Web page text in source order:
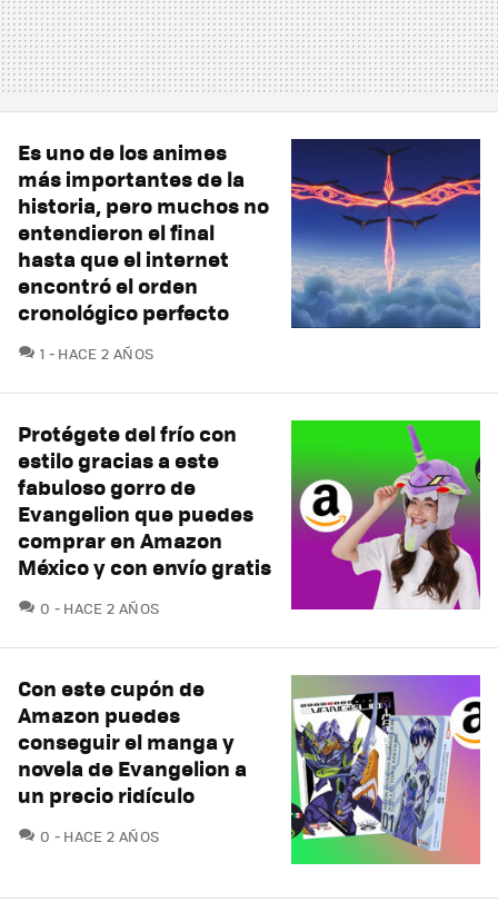
Es uno de los animes
más importantes de la
historia, pero muchos no
entendieron el final
hasta que el internet
encontró el orden
cronológico perfecto
1 COMENTARIOS
HACE 2 AÑOS
Protégete del frío con
estilo gracias a este
fabuloso gorro de
Evangelion que puedes
comprar en Amazon
México y con envío gratis
0 COMENTARIOS
HACE 2 AÑOS
Con este cupón de
Amazon puedes
conseguir el manga y
novela de Evangelion a
un precio ridículo
0 COMENTARIOS
HACE 2 AÑOS